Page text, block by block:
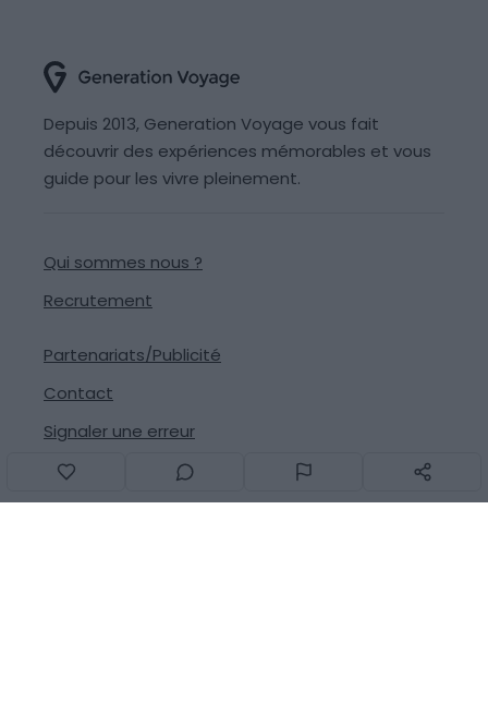
Depuis 2013, Generation Voyage vous fait
découvrir des expériences mémorables et vous
guide pour les vivre pleinement.
Qui sommes nous ?
Recrutement
Partenariats/Publicité
Contact
Signaler une erreur